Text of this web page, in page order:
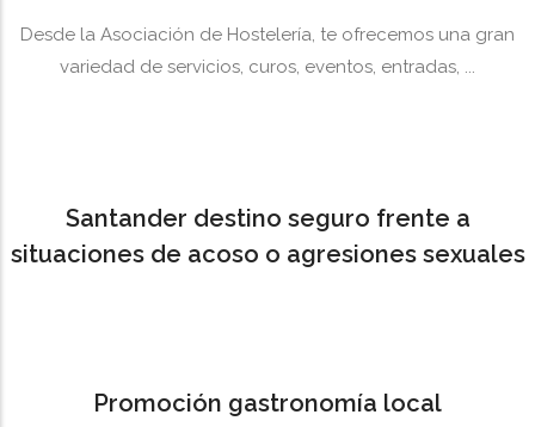
Desde la Asociación de Hostelería, te ofrecemos una gran
variedad de servicios, curos, eventos, entradas, ...
Santander destino seguro frente a
situaciones de acoso o agresiones sexuales
Promoción gastronomía local